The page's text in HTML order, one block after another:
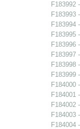
F183992
F183993
F183994
F183995
F183996
F183997
F183998
F183999
F184000
F184001
F184002
F184003
F184004